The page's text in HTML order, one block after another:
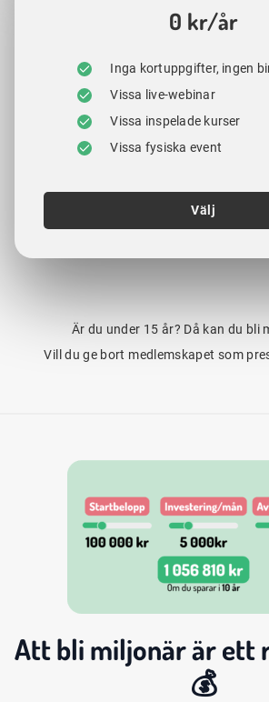
0 kr/år
Inga kortuppgifter, ingen
Vissa live-webinar
Vissa inspelade kurser
Vissa fysiska event
Välj
Är du under 15 år? Då kan du bli
Vill du ge bort medlemskapet som
Att bli miljonärär ett
💰